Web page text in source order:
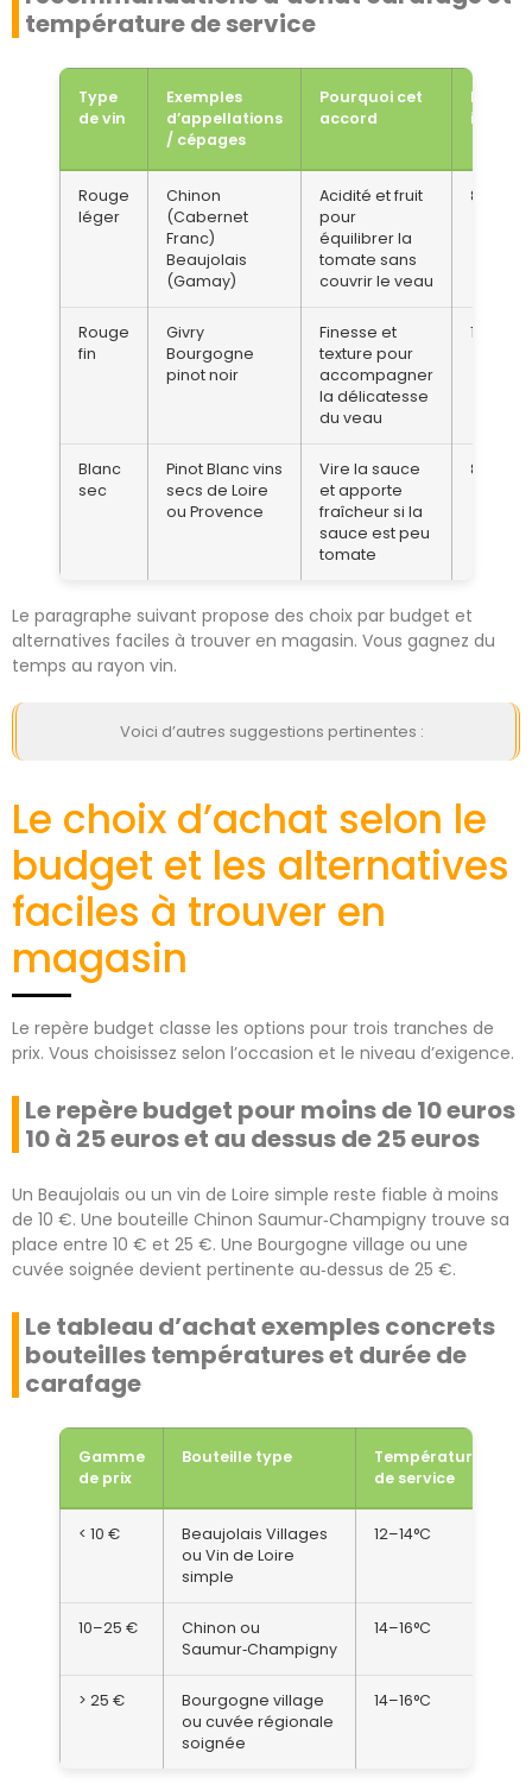
température de service
Type
de vin
Exemples
d’appellations
/ cépages
Pourquoi cet
accord
Prix
Rouge
léger
Chinon
(Cabernet
Franc)
Beaujolais
(Gamay)
Acidité et fruit
pour
équilibrer la
tomate sans
couvrir le veau
8–20 €
Rouge
fin
Givry
Bourgogne
pinot noir
Finesse et
texture pour
accompagner
la délicatesse
du veau
15–35 €
Blanc
sec
Pinot Blanc vins
secs de Loire
ou Provence
Vire la sauce
et apporte
fraîcheur si la
sauce est peu
tomate
8–25 €
Le paragraphe suivant propose des choix par budget et
alternatives faciles à trouver en magasin. Vous gagnez du
temps au rayon vin.
Voici d’autres suggestions pertinentes :
Le choix d’achat selon le
budget et les alternatives
faciles à trouver en
magasin
Le repère budget classe les options pour trois tranches de
prix. Vous choisissez selon l’occasion et le niveau d’exigence.
Le repère budget pour moins de 10 euros
10 à 25 euros et au dessus de 25 euros
Un Beaujolais ou un vin de Loire simple reste fiable à moins
de 10 €. Une bouteille Chinon Saumur‑Champigny trouve sa
place entre 10 € et 25 €. Une Bourgogne village ou une
cuvée soignée devient pertinente au‑dessus de 25 €.
Le tableau d’achat exemples concrets
bouteilles températures et durée de
carafage
Gamme
de prix
Bouteille type
Température
de service
< 10 €
Beaujolais Villages
ou Vin de Loire
simple
12–14°C
10–25 €
Chinon ou
Saumur‑Champigny
14–16°C
> 25 €
Bourgogne village
ou cuvée régionale
soignée
14–16°C